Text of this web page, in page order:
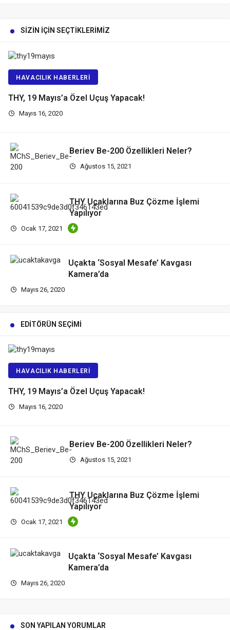
SIZIN İÇIN SEÇTIKLERIMIZ
HAVACILIK HABERLERI
THY, 19 Mayıs’a Özel Uçuş Yapacak!
Mayıs 16, 2020
Beriev Be-200 Özellikleri Neler?
Ağustos 15, 2021
THY Uçaklarına Buz Çözme İşlemi
Yapılıyor
Ocak 17, 2021
Uçakta ‘Sosyal Mesafe’ Kavgası
Kamera’da
Mayıs 26, 2020
EDITÖRÜN SEÇIMI
HAVACILIK HABERLERI
THY, 19 Mayıs’a Özel Uçuş Yapacak!
Mayıs 16, 2020
Beriev Be-200 Özellikleri Neler?
Ağustos 15, 2021
THY Uçaklarına Buz Çözme İşlemi
Yapılıyor
Ocak 17, 2021
Uçakta ‘Sosyal Mesafe’ Kavgası
Kamera’da
Mayıs 26, 2020
SON YAPILAN YORUMLAR